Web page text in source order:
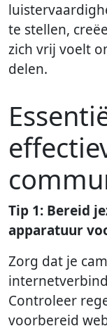
te stellen,
zich vrij voelt
delen.
Tip 1: Bereid
apparatuur
Zorg dat je
Controleer
voorbereid